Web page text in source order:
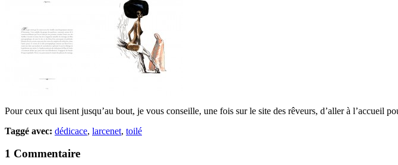
Pour ceux qui lisent jusqu’au bout, je vous conseille, une fois sur le site des rêveurs, d’aller à l’accueil
Taggé avec: dédicace, larcenet, toilé
1 Commentaire